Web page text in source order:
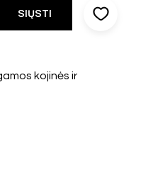
kojinės ir